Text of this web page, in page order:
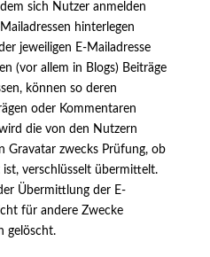
sich Nutzer anmelden
hinterlegen
jeweiligen E-Mailadresse
(vor allem in Blogs) Beiträge
können so deren
oder Kommentaren
die von den Nutzern
Gravatar zwecks Prüfung, ob
verschlüsselt übermittelt.
Übermittlung der E-
für andere Zwecke
gelöscht.